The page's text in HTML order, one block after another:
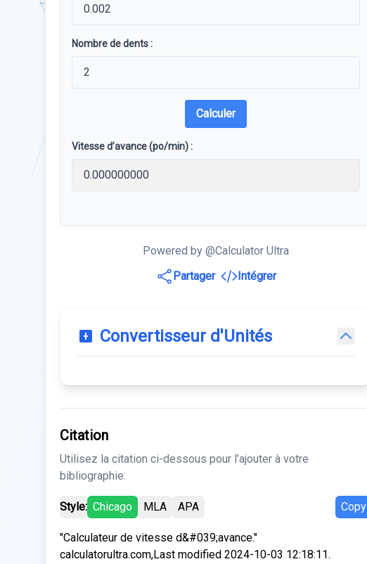
Nombre de dents :
Calculer
Vitesse d’avance (po/min) :
Powered by @Calculator Ultra
Partager
Intégrer
Convertisseur d'Unités
Citation
Utilisez la citation ci-dessous pour l’ajouter à votre
bibliographie:
Style: Chicago MLA APA Copy
"Calculateur de vitesse d&#039;avance."
calculatorultra.com,Last modified 2024-10-03 12:18:11.